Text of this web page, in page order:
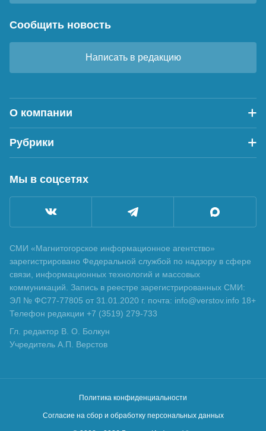
Сообщить новость
Написать в редакцию
О компании
Рубрики
Мы в соцсетях
СМИ «Магнитогорское информационное агентство»
зарегистрировано Федеральной службой по надзору в сфере
связи, информационных технологий и массовых
коммуникаций. Запись в реестре зарегистрированных СМИ:
ЭЛ № ФС77-77805 от 31.01.2020 г. почта: info@verstov.info 18+
Телефон редакции +7 (3519) 279-733
Гл. редактор В. О. Болкун
Учредитель А.П. Верстов
Политика конфиденциальности
Согласие на сбор и обработку персональных данных